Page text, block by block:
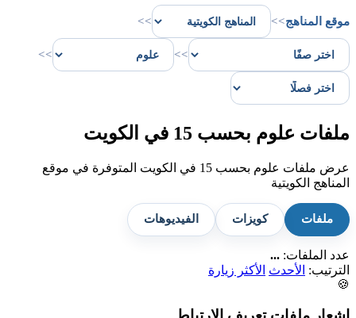
موقع المناهج>>
>>
>>
>>
ملفات علوم بحسب 15 في الكويت
عرض ملفات علوم بحسب 15 في الكويت المتوفرة في موقع
المناهج الكويتية
ملفات كويزات الفيديوهات
عدد الملفات: ...
الترتيب:
الأحدث
الأكثر زيارة
🍪